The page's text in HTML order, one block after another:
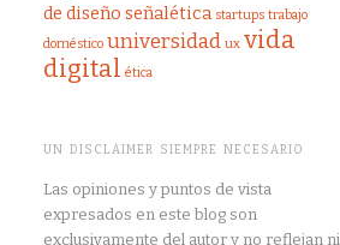
de diseño señalética startups trabajo
doméstico universidad ux vida
digital ética
UN DISCLAIMER SIEMPRE NECESARIO
Las opiniones y puntos de vista
expresados en este blog son
exclusivamente del autor y no reflejan ni